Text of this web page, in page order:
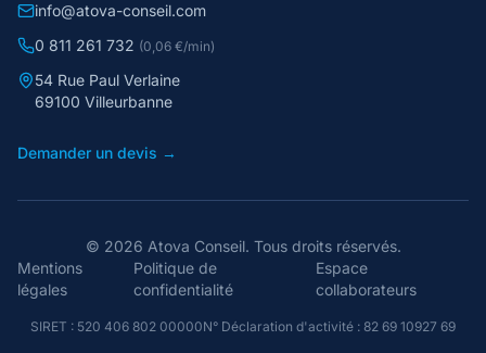
info@atova-conseil.com
0 811 261 732 (0,06 €/min)
54 Rue Paul Verlaine
69100 Villeurbanne
Demander un devis →
© 2026 Atova Conseil. Tous droits réservés.
Mentions
légales
Politique de
confidentialité
Espace
collaborateurs
SIRET : 520 406 802 00000N° Déclaration d'activité : 82 69 10927 69